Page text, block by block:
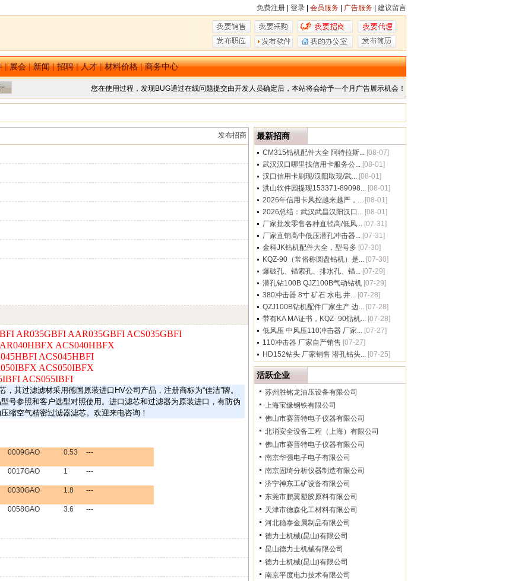
免费注册 登录 会员服务 广告服务 建议留言
|展会|新闻|招聘|人才|材料价格|商务中心
您在使用过程，发现BUG通过在线问题提交由开发人员确定后，本站将会给予一个月广告展示机会！
发布招商
AR035GBFI AAR035GBFI ACS035GBFI
ACS040HBFX
ACS045HBFI
ACS050IBFX
ACS055IBFI
，其过滤滤材采用德国原装进口 HV公司产品，注册商标为“佳洁”牌。
号参照和客户选型对照使用。进口滤芯和过滤器为原装进口，有防伪
缩空气精密过滤器滤芯。欢迎来电咨询！
0009GAO 0.53 ---
0017GAO 1 ---
0030GAO 1.8 ---
0058GAO 3.6 ---
最新招商
CM315钻机配件大全 阿特拉斯... [08-07]
武汉汉口哪里找信用卡服务公... [08-01]
汉口信用卡刷现/汉阳取现/武... [08-01]
洪山软件园提现153371-89098... [08-01]
2026年信用卡风控越来越严，... [08-01]
2026总结：武汉武昌汉阳汉口... [08-01]
厂家批发零售各种直径高/低风... [07-31]
厂家直销高中低压潜孔冲击器... [07-31]
金科JK钻机配件大全，型号多 [07-30]
KQZ-90（常俗称圆盘钻机）是... [07-30]
爆破孔、锚索孔、排水孔、锚... [07-29]
潜孔钻100B QJZ100B气动钻机 [07-29]
380冲击器 8寸 矿石 水电 井... [07-28]
QZJ100B钻机配件厂家生产 边... [07-28]
带有KA MA证书，KQZ- 90钻机... [07-28]
低风压 中风压110冲击器 厂家... [07-27]
110冲击器 厂家自产销售 [07-27]
HD152钻头 厂家销售 潜孔钻头... [07-25]
活跃企业
苏州胜铭龙油压设备有限公司
上海宝缘钢铁有限公司
佛山市赛普特电子仪器有限公司
北消安全设备工程（上海）有限公司
佛山市赛普特电子仪器有限公司
南京华强电子电子有限公司
南京固琦分析仪器制造有限公司
济宁神东工矿设备有限公司
东莞市鹏翼塑胶原料有限公司
天津市德森化工材料有限公司
河北稳泰金属制品有限公司
德力士机械(昆山)有限公司
昆山德力士机械有限公司
德力士机械(昆山)有限公司
南京平度电力技术有限公司